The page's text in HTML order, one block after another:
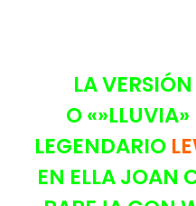
LA VERSIÓN
O
LEGENDARIO
EN ELLA JOAN